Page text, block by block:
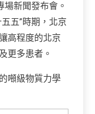
場新聞發布會。
五”時期，北京
高程度的北京
更多患者。
噸級物質力學